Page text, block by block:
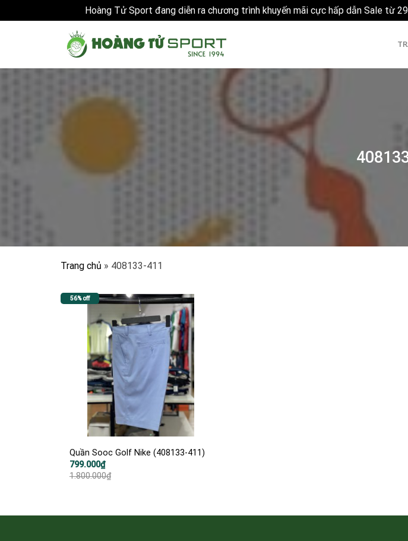
Hoàng Tử Sport đang diễn ra chương trình khuyến mãi cực hấp dẫn Sale từ
Trang chủ » 408133-411
56% off
Quần Sooc Golf Nike (408133-411)
1.800.000₫
Giá
gốc
là:
799.000₫
Giá
hiện
tại